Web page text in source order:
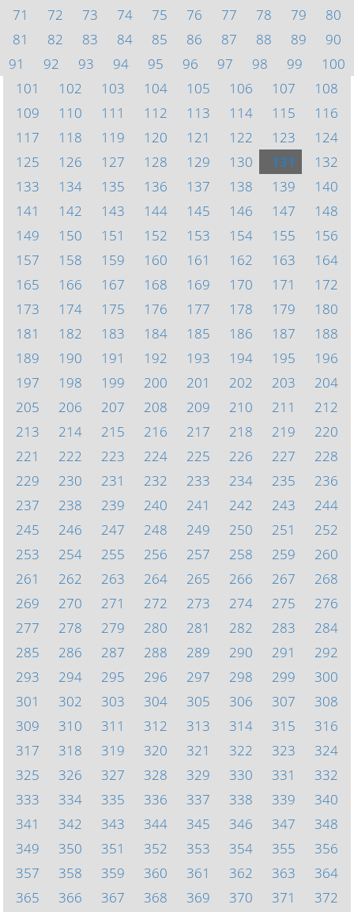
71
72 73 74 75 76 77 78 79
80
81
82 83 84 85 86 87 88 89
90
91
92 93 94 95 96 97 98 99
100
101
102 103 104 105 106 107
108
109
110 111 112 113 114 115
116
117
118 119 120 121 122 123
124
125
126 127 128 129 130 131
132
133
134 135 136 137 138 139
140
141
142 143 144 145 146 147
148
149
150 151 152 153 154 155
156
157
158 159 160 161 162 163
164
165
166 167 168 169 170 171
172
173
174 175 176 177 178 179
180
181
182 183 184 185 186 187
188
189
190 191 192 193 194 195
196
197
198 199 200 201 202 203
204
205
206 207 208 209 210 211
212
213
214 215 216 217 218 219
220
221
222 223 224 225 226 227
228
229
230 231 232 233 234 235
236
237
238 239 240 241 242 243
244
245
246 247 248 249 250 251
252
253
254 255 256 257 258 259
260
261
262 263 264 265 266 267
268
269
270 271 272 273 274 275
276
277
278 279 280 281 282 283
284
285
286 287 288 289 290 291
292
293
294 295 296 297 298 299
300
301
302 303 304 305 306 307
308
309
310 311 312 313 314 315
316
317
318 319 320 321 322 323
324
325
326 327 328 329 330 331
332
333
334 335 336 337 338 339
340
341
342 343 344 345 346 347
348
349
350 351 352 353 354 355
356
357
358 359 360 361 362 363
364
365
366 367 368 369 370 371 372